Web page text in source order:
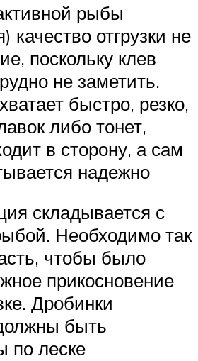
рыбы
качество отгрузки не
поскольку клев
не заметить.
быстро, резко,
либо тонет,
в сторону, а сам
надежно
складывается с
Необходимо так
чтобы было
прикосновение
Дробинки
быть
по леске